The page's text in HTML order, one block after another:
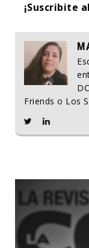
¡Suscribite
Friends o Los